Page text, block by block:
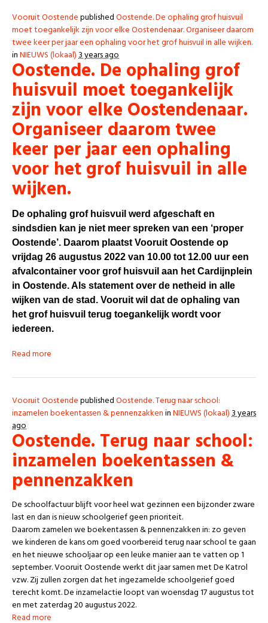
Vooruit OostendepublishedOostende. De ophaling grof huisvuil
moet toegankelijk zijn voor elke Oostendenaar. Organiseer daarom
twee keer per jaar een ophaling voor het grof huisvuil in alle wijken.
inNIEUWS (lokaal)3 years ago
Oostende. De ophaling grof
huisvuil moet toegankelijk
zijn voor elke Oostendenaar.
Organiseer daarom twee
keer per jaar een ophaling
voor het grof huisvuil in alle
wijken.
De ophaling grof huisvuil werd afgeschaft en
sindsdien kan je niet meer spreken van een ‘proper
Oostende’. Daarom plaatst Vooruit Oostende op
vrijdag 26 augustus 2022 van 10.00 tot 12.00 uur een
afvalcontainer voor grof huisvuil aan het Cardijnplein
in Oostende. Als statement over de netheid in alle
wijken van de stad. Vooruit wil dat de ophaling van
het grof huisvuil terug toegankelijk wordt voor
iedereen.
Read more
Vooruit OostendepublishedOostende. Terug naar school:
inzamelen boekentassen & pennenzakkeninNIEUWS (lokaal)3 years
ago
Oostende. Terug naar school:
inzamelen boekentassen &
pennenzakken
De schoolfactuur blijft voor heel wat gezinnen een bijzonder zware
last en dan is nieuw schoolgerief geen prioriteit.
Daarom zamelen we boekentassen & pennenzakken in: zo geven
we kinderen de kans om goed voorbereid terug naar school te gaan
en het nieuwe schooljaar op een leuke manier aan te vatten op 1
september. Vooruit Oostende werkt dit jaar samen met De Katrol
vzw. Zij zullen zorgen dat het ingezamelde schoolgerief goed
terecht komt. De inzamelactie loopt van woensdag 17 augustus tot
en met zaterdag 20 augustus 2022.
Read more